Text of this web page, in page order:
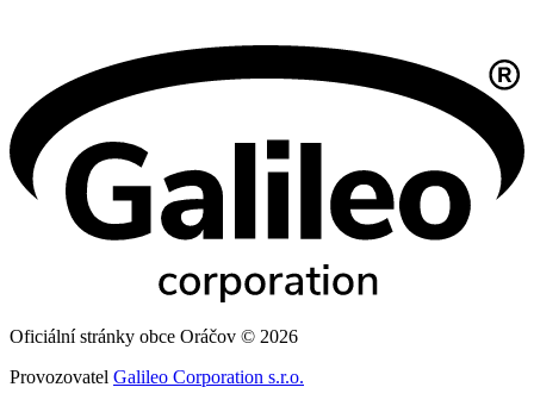
Oficiální stránky obce Oráčov © 2026
Provozovatel Galileo Corporation s.r.o.